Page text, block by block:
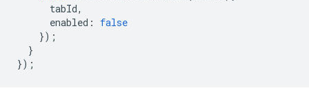
tabId,
enabled :
false
});
}
});